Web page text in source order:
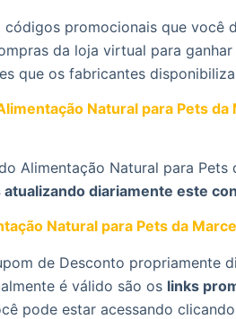
códigos promocionais que você
da loja virtual para
que os fabricantes
Natural para Pets da
Alimentação Natural para Pets
atualizando diariamente este
Natural para Pets da
de Desconto propriamente
é válido são os links
pode estar acessando